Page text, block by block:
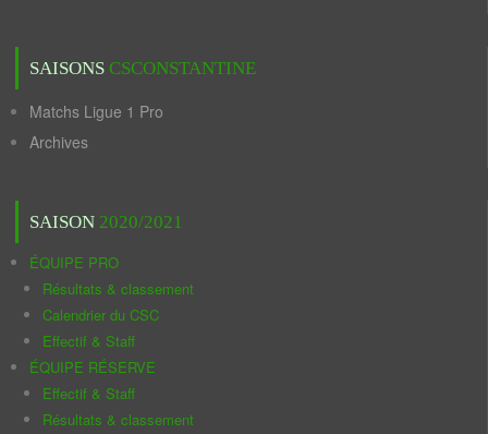
SAISONS CSCONSTANTINE
Matchs Ligue 1 Pro
Archives
SAISON 2020/2021
ÉQUIPE PRO
Résultats & classement
Calendrier du CSC
Effectif & Staff
ÉQUIPE RÉSERVE
Effectif & Staff
Résultats & classement